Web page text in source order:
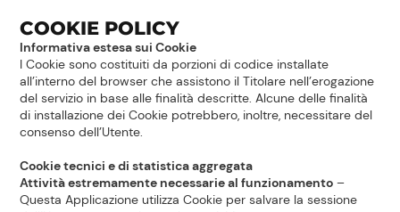
COOKIE POLICY
Informativa estesa sui Cookie
I Cookie sono costituiti da porzioni di codice installate
all’interno del browser che assistono il Titolare nell’erogazione
del servizio in base alle finalità descritte. Alcune delle finalità
di installazione dei Cookie potrebbero, inoltre, necessitare del
consenso dell’Utente.
Cookie tecnici e di statistica aggregata
Attività estremamente necessarie al funzionamento –
Questa Applicazione utilizza Cookie per salvare la sessione